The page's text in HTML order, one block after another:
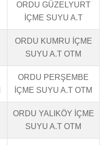
ORDU GÜZELYURT
İÇME SUYU A.T
ORDU KUMRU İÇME
SUYU A.T OTM
ORDU PERŞEMBE
İÇME SUYU A.T OTM
ORDU YALIKÖY İÇME
SUYU A.T OTM